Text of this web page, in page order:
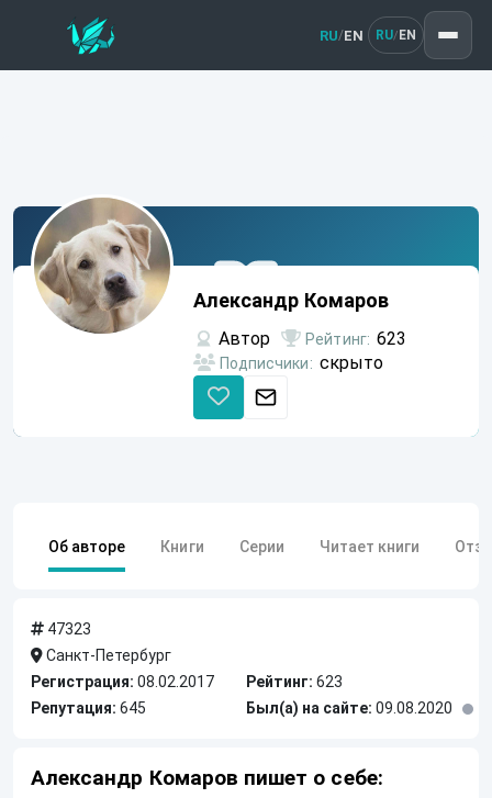
RU/EN RU/ EN
Александр
Комаров
Александр Комаров
Автор Рейтинг: 623
Подписчики: скрыто
Об авторе Книги Серии Читает книги
47323
Санкт-Петербург
Регистрация: 08.02.2017 Рейтинг: 623
Репутация: 645 Был(а) на сайте: 09.08.2020
Александр Комаров пишет о себе: